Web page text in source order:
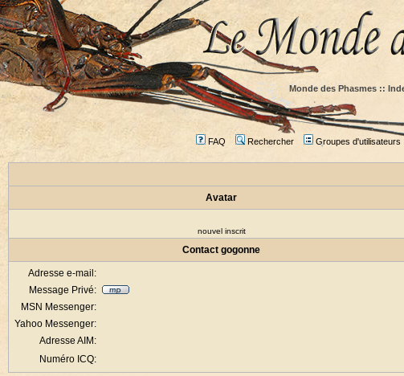
Monde des Phasmes ::
FAQ Rechercher Groupes d'utilisateurs
Avatar
nouvel inscrit
Contact gogonne
Adresse e-mail:
Message Privé:
MSN Messenger:
Yahoo Messenger:
Adresse AIM:
Numéro ICQ: